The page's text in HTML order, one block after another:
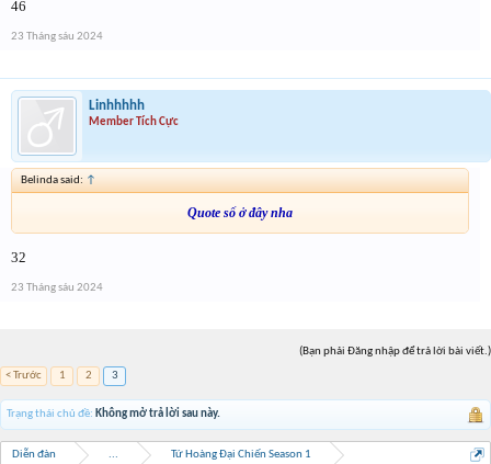
46
23 Tháng sáu 2024
Linhhhhh
Member Tích Cực
Belinda said: ↑
Quote số ở đây nha
32
23 Tháng sáu 2024
(Bạn phải Đăng nhập để trả lời bài viết.)
< Trước
1 2 3
Trạng thái chủ đề: Không mở trả lời sau này.
Diễn đàn ... Tứ Hoàng Đại Chiến Season 1